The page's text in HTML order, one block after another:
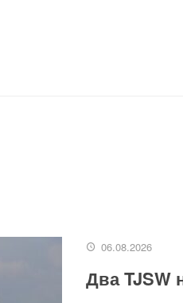
06.08.2026
Два TJSW